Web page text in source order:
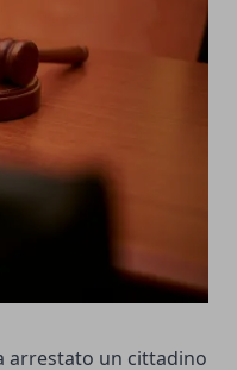
arrestato un cittadino